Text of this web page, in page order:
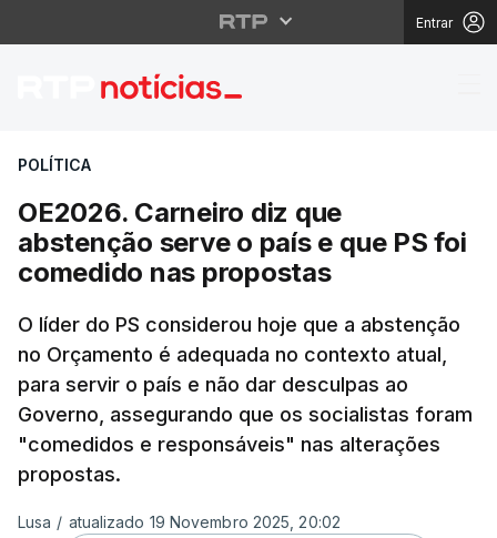
Entrar
OE2026. Carneiro diz
POLÍTICA
OE2026. Carneiro diz que
abstenção serve o país e que PS foi
comedido nas propostas
O líder do PS considerou hoje que a abstenção
no Orçamento é adequada no contexto atual,
para servir o país e não dar desculpas ao
Governo, assegurando que os socialistas foram
"comedidos e responsáveis" nas alterações
propostas.
Lusa / atualizado 19 Novembro 2025, 20:02